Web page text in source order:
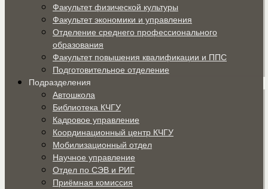
Факультет физической культуры
Факультет экономики и управления
Отделение среднего профессионального
образования
Факультет повышения квалификации и ППС
Подготовительное отделение
Подразделения
Автошкола
Библиотека КЧГУ
Кадровое управление
Координационный центр КЧГУ
Мобилизационный отдел
Научное управление
Отдел по СЭВ и РИГ
Приёмная комиссия